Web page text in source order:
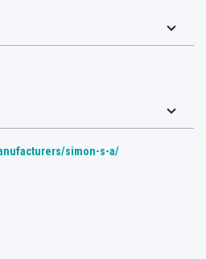
simon-s-a/